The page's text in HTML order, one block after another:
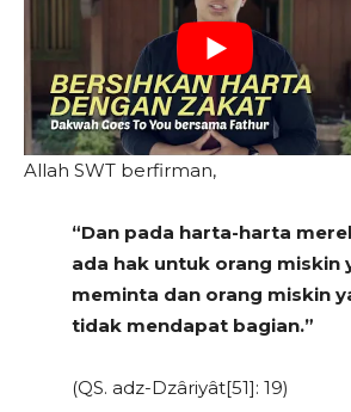
Allah SWT berfirman,
“Dan pada harta-harta
ada hak untuk orang miskin
meminta dan orang miskin
tidak mendapat bagian.”
(QS. adz-Dzâriyât[51]: 19)